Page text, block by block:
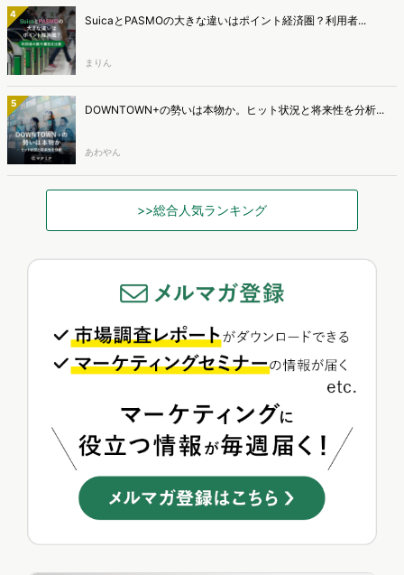
4 SuicaとPASMOの大きな違いはポイント経済圏？利用者...
まりん
5 DOWNTOWN+の勢いは本物か。ヒット状況と将来性を分析...
あわやん
>>総合人気ランキング